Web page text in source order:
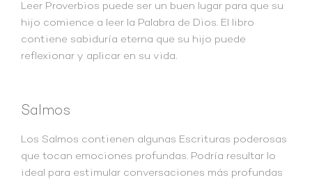
Leer Proverbios puede ser un buen lugar para que su
hijo comience a leer la Palabra de Dios. El libro
contiene sabiduría eterna que su hijo puede
reflexionar y aplicar en su vida.
Salmos
Los Salmos contienen algunas Escrituras poderosas
que tocan emociones profundas. Podría resultar lo
ideal para estimular conversaciones más profundas